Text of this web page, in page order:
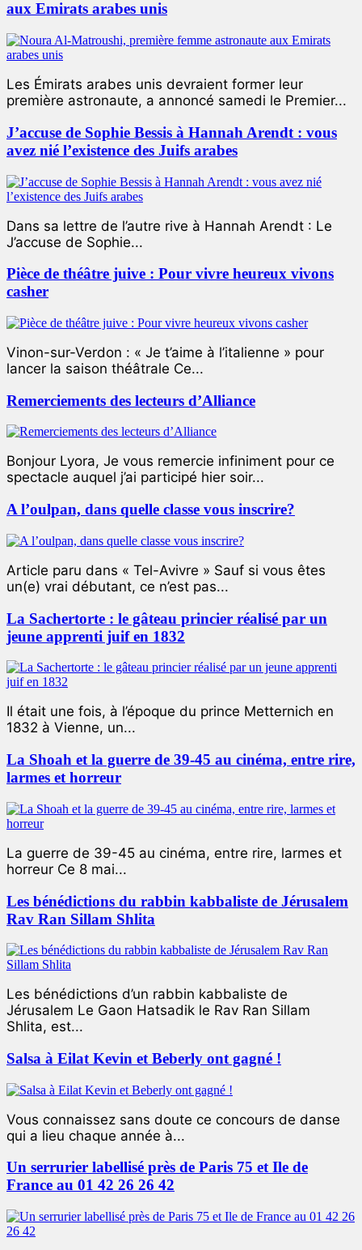
aux Emirats arabes unis
Les Émirats arabes unis devraient former leur
première astronaute, a annoncé samedi le Premier...
J’accuse de Sophie Bessis à Hannah Arendt : vous
avez nié l’existence des Juifs arabes
Dans sa lettre de l’autre rive à Hannah Arendt : Le
J’accuse de Sophie...
Pièce de théâtre juive : Pour vivre heureux vivons
casher
Vinon-sur-Verdon : « Je t’aime à l’italienne » pour
lancer la saison théâtrale Ce...
Remerciements des lecteurs d’Alliance
Bonjour Lyora, Je vous remercie infiniment pour ce
spectacle auquel j’ai participé hier soir...
A l’oulpan, dans quelle classe vous inscrire?
Article paru dans « Tel-Avivre » Sauf si vous êtes
un(e) vrai débutant, ce n’est pas...
La Sachertorte : le gâteau princier réalisé par un
jeune apprenti juif en 1832
Il était une fois, à l’époque du prince Metternich en
1832 à Vienne, un...
La Shoah et la guerre de 39-45 au cinéma, entre rire,
larmes et horreur
La guerre de 39-45 au cinéma, entre rire, larmes et
horreur Ce 8 mai...
Les bénédictions du rabbin kabbaliste de Jérusalem
Rav Ran Sillam Shlita
Les bénédictions d’un rabbin kabbaliste de
Jérusalem Le Gaon Hatsadik le Rav Ran Sillam
Shlita, est...
Salsa à Eilat Kevin et Beberly ont gagné !
Vous connaissez sans doute ce concours de danse
qui a lieu chaque année à...
Un serrurier labellisé près de Paris 75 et Ile de
France au 01 42 26 26 42